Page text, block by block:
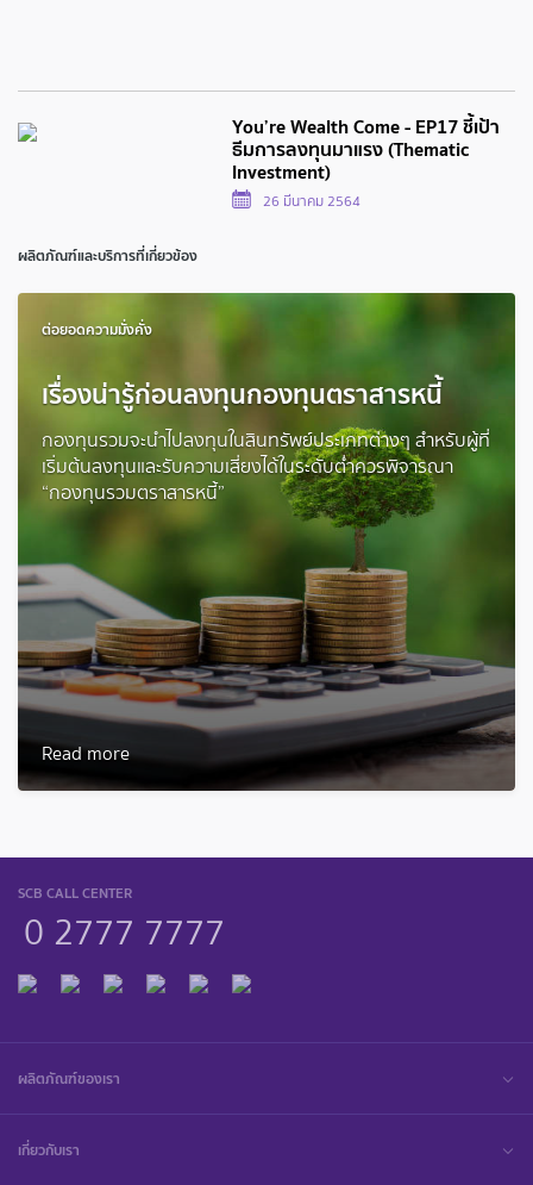
You’re Wealth Come - EP17 ชี้เป้า
ธีมการลงทุนมาแรง (Thematic
Investment)
26 มีนาคม 2564
ผลิตภัณฑ์และบริการที่เกี่ยวข้อง
ต่อยอดความมั่งคั่ง
เรื่องน่ารู้ก่อนลงทุนกองทุนตราสารหนี้
กองทุนรวมจะนำไปลงทุนในสินทรัพย์ประเภทต่างๆ สำหรับผู้ที่
เริ่มต้นลงทุนและรับความเสี่ยงได้ในระดับต่ำควรพิจารณา
“กองทุนรวมตราสารหนี้”
Read more
SCB CALL CENTER
0 2777 7777
ผลิตภัณฑ์ของเรา
เกี่ยวกับเรา